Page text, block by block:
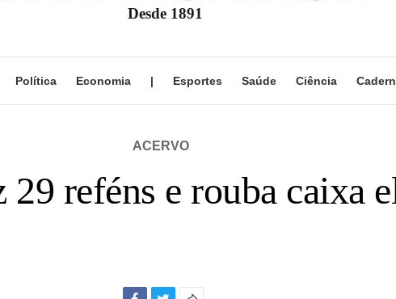
Desde 1891
Política Economia | Esportes Saúde Ciência
ACERVO
reféns e rouba caixa